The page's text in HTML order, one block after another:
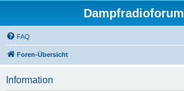
Dampfradioforum
FAQ
Foren-Übersicht
Information